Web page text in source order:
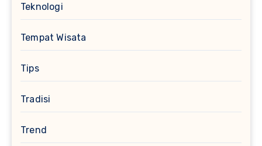
Teknologi
Tempat Wisata
Tips
Tradisi
Trend